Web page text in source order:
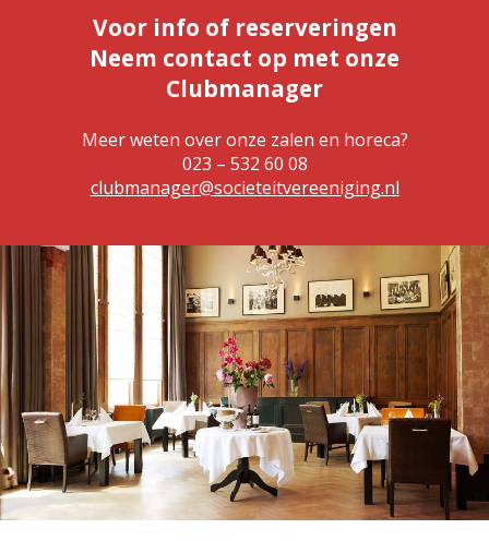
Voor info of reserveringen
Neem contact op met onze
Clubmanager
Meer weten over onze zalen en horeca?
023 – 532 60 08
clubmanager@societeitvereeniging.nl